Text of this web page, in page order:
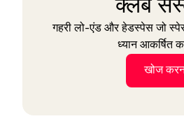
क्लब
गहरी लो-एंड और हेडस्पेस जो
ध्यान आकर्षित
खोज